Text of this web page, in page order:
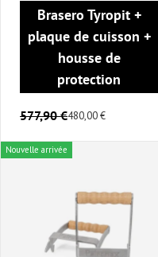
Brasero Tyropit +
plaque de cuisson +
housse de
protection
577,90 €480,00 €
Nouvelle arrivée